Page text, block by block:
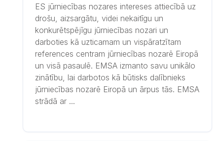
ES jūrniecības nozares intereses attiecībā uz
drošu, aizsargātu, videi nekaitīgu un
konkurētspējīgu jūrniecības nozari un
darboties kā uzticamam un vispāratzītam
references centram jūrniecības nozarē Eiropā
un visā pasaulē. EMSA izmanto savu unikālo
zinātību, lai darbotos kā būtisks dalībnieks
jūrniecības nozarē Eiropā un ārpus tās. EMSA
strādā ar ...